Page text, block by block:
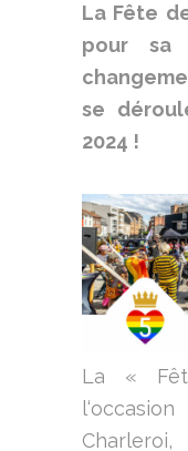
La Fête
pour sa
se
2024 !
La «